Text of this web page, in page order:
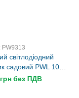
PW9313
світлодіодний
садовий PWL 10W
GARDEN-025G2
без ПДВ